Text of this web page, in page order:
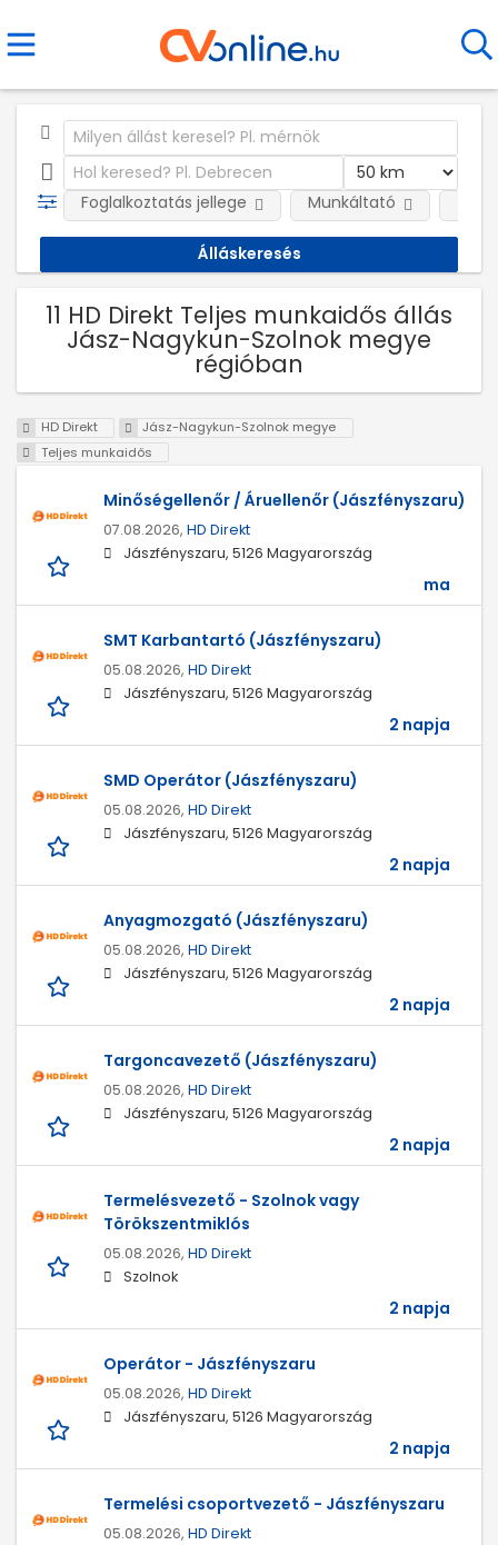
Foglalkoztatás jellege Munkáltató
11 HD Direkt Teljes munkaidős állás
Jász-Nagykun-Szolnok megye
régióban
HD Direkt
Jász-Nagykun-Szolnok megye
Teljes munkaidős
Minőségellenőr / Áruellenőr (Jászfényszaru)
07.08.2026, HD Direkt
Jászfényszaru, 5126 Magyarország
ma
SMT Karbantartó (Jászfényszaru)
05.08.2026, HD Direkt
Jászfényszaru, 5126 Magyarország
2 napja
SMD Operátor (Jászfényszaru)
05.08.2026, HD Direkt
Jászfényszaru, 5126 Magyarország
2 napja
Anyagmozgató (Jászfényszaru)
05.08.2026, HD Direkt
Jászfényszaru, 5126 Magyarország
2 napja
Targoncavezető (Jászfényszaru)
05.08.2026, HD Direkt
Jászfényszaru, 5126 Magyarország
2 napja
Termelésvezető - Szolnok vagy
Törökszentmiklós
05.08.2026, HD Direkt
Szolnok
2 napja
Operátor - Jászfényszaru
05.08.2026, HD Direkt
Jászfényszaru, 5126 Magyarország
2 napja
Termelési csoportvezető - Jászfényszaru
05.08.2026, HD Direkt